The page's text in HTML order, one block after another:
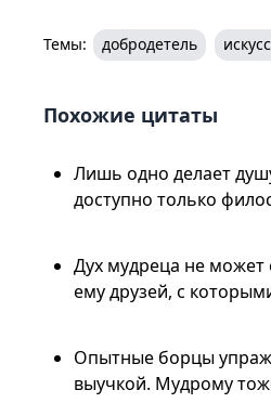
Темы: добродетель
Похожие цитаты
Лишь одно делает
доступно только
Дух мудреца не может
ему друзей, с
Опытные борцы
выучкой. Мудрому